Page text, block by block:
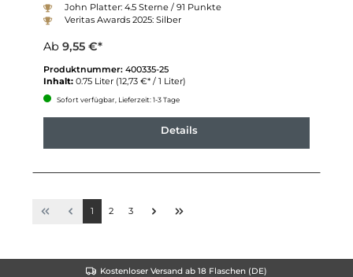
John Platter: 4.5 Sterne / 91 Punkte
Veritas Awards 2025: Silber
Ab 9,55 €*
Produktnummer: 400335-25
Inhalt: 0.75 Liter (12,73 €* / 1 Liter)
Sofort verfügbar, Lieferzeit: 1-3 Tage
Details
1 2 3
Kostenloser Versand ab 18 Flaschen (DE)